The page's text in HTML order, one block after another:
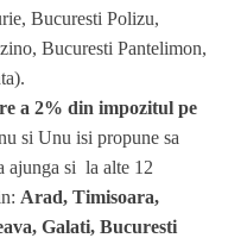
Bucuresti Polizu,
Bucuresti Pantelimon,
a 2% din impozitul pe
si Unu isi propune sa
ajunga si la alte 12
Arad, Timisoara,
Galati, Bucuresti